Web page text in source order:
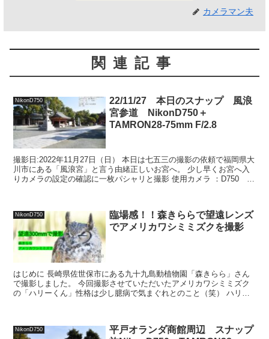
カメラマン夫
関連記事
NikonD750
22/11/27 本日のスナップ 風浪
宮参道 NikonD750＋
TAMRON28-75mm F/2.8
撮影日:2022年11月27日（日） 本日は七五三の撮影の依頼で福岡県大
川市にある「風浪宮」と言う由緒正しいお宮へ。 少し早くお宮へ入
りカメラの設定の確認に一枚パシャリと撮影 使用カメラ ：D750 レ
NikonD750
臨場感！！森きららで望遠レンズ
でアメリカワシミミズクを撮影
はじめに 長崎県佐世保市にある九十九島動植物園「森きらら」さん
で撮影しました。 今回撮影させていただいたアメリカワシミミズク
の「ハリーくん」性格は少し臆病で気まぐれとのこと（笑） ハリー
NikonD750
平戸オランダ商館周辺 スナップ